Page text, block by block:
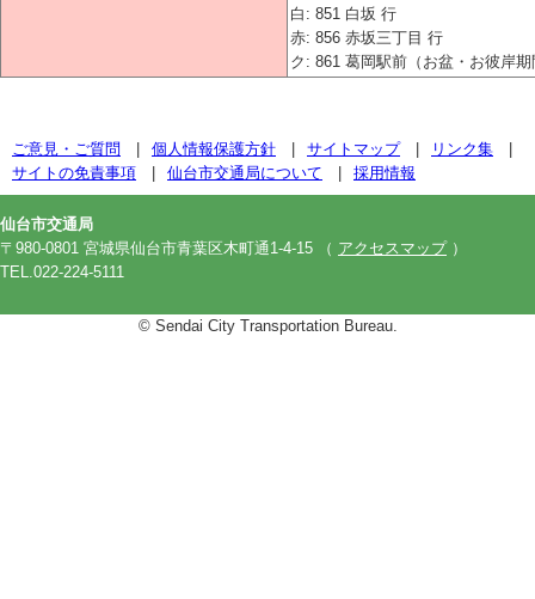
白: 851 白坂 行
赤: 856 赤坂三丁目 行
ク: 861 葛岡駅前（お盆・お彼岸
ご意見・ご質問 個人情報保護方針 サイトマップ
リンク集
サイトの免責事項
仙台市交通局について 採用情報
仙台市交通局
〒980-0801 宮城県仙台市青葉区木町通1-4-15 （ アクセスマップ）
TEL.022-224-5111
© Sendai City Transportation Bureau.